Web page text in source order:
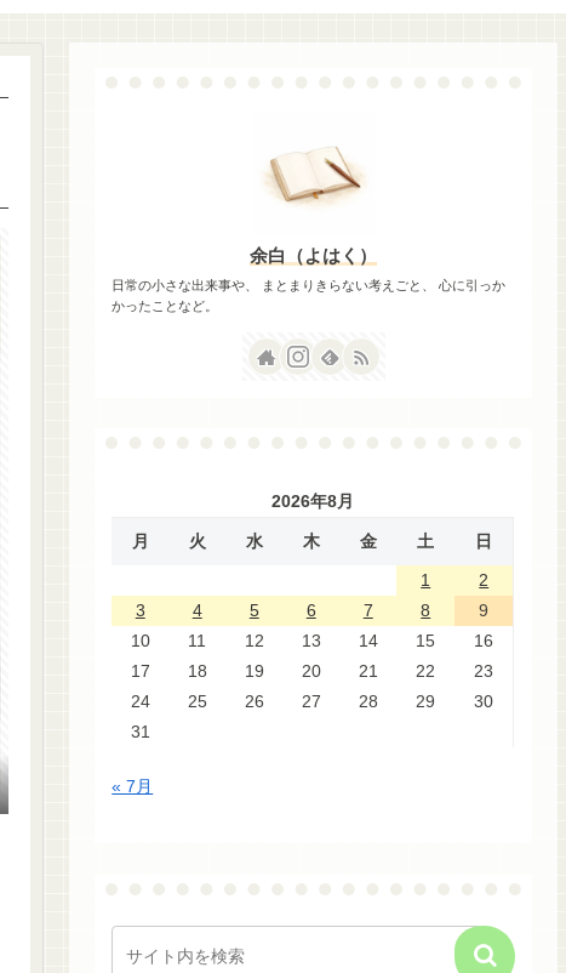
余白（よはく）
日常の小さな出来事や、 まとまりきらない考えごと、 心に引っか
かったことなど。
2026年8月
月 火 水 木 金 土
日
1
2
3
4 5 6 7 8
9
10
11 12 13 14 15
16
17
18 19 20 21 22
23
24
25 26 27 28 29
30
31
« 7月